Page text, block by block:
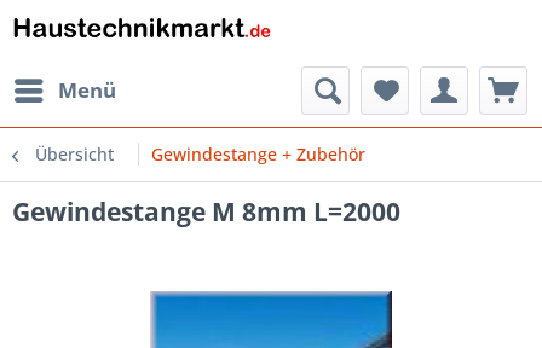
Menü
Übersicht Gewindestange + Zubehör
Gewindestange M 8mm L=2000